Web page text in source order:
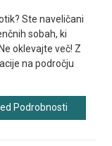
Ste naveličani
sobah, ki
oklevajte več! Z
na področju
Podrobnosti